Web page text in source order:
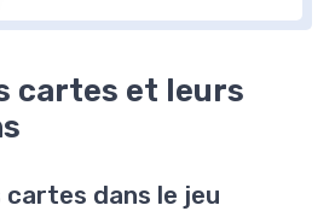
cartes et leurs
cartes dans le jeu